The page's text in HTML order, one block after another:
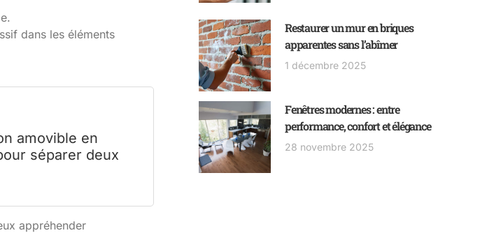
dans les éléments
amovible en
séparer deux
appréhender
Restaurer un mur en briques
apparentes sans l’abîmer
1 décembre 2025
Fenêtres modernes : entre
performance, confort et élégance
28 novembre 2025